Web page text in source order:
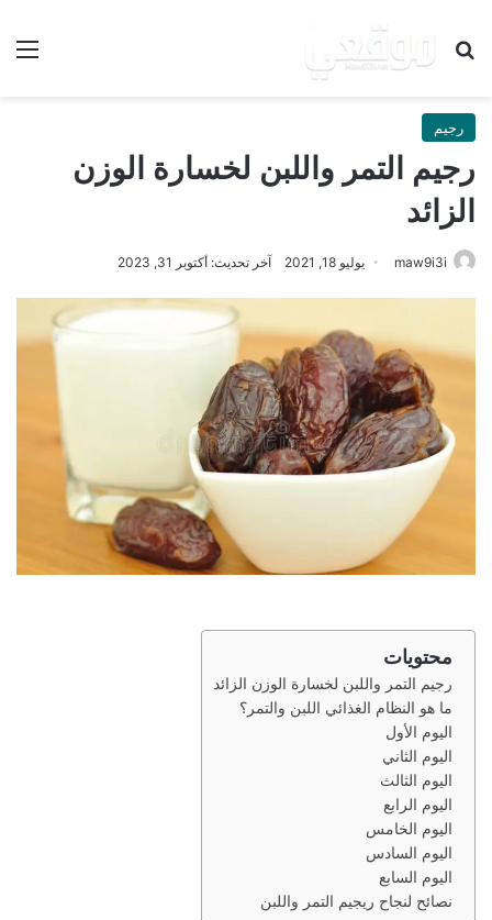
بحث عن
رجيم
رجيم التمر واللبن لخسارة الوزن
الزائد
maw9i3i يوليو 18, 2021 آخر تحديث: أكتوبر 31, 2023
محتويات
رجيم التمر واللبن لخسارة الوزن الزائد
ما هو النظام الغذائي اللبن والتمر؟
اليوم الأول
اليوم الثاني
اليوم الثالث
اليوم الرابع
اليوم الخامس
اليوم السادس
اليوم السابع
نصائح لنجاح ريجيم التمر واللبن